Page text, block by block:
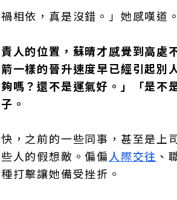
禍相依，真是沒錯。」她感嘆道。
人的位置，蘇晴才感覺到高處
一樣的晉升速度早已經引起別
嗎？還不是運氣好。」「是不
。
，之前的一些同事，甚至是上
人的假想敵。偏偏 人際交往 、
打擊讓她備受挫折。